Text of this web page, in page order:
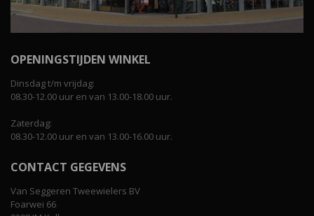
OPENINGSTIJDEN WINKEL
Dinsdag t/m vrijdag:
08.30-12.00 uur en van 13.00-18.00 uur.
Zaterdag:
08.30-12.00 uur en van 13.00-16.00 uur.
CONTACT GEGEVENS
Van Seggeren Tweewielers BV
Foarwei 66